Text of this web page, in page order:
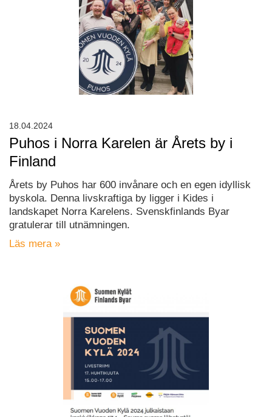
Puhos i Norra Karelen är Årets by i
Finland
Årets by Puhos har 600 invånare och en egen idyllisk
byskola. Denna livskraftiga by ligger i Kides i
landskapet Norra Karelens. Svenskfinlands Byar
gratulerar till utnämningen.
Läs mera »
18.04.2024